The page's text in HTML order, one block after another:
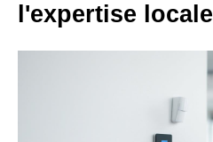
l'expertise locale